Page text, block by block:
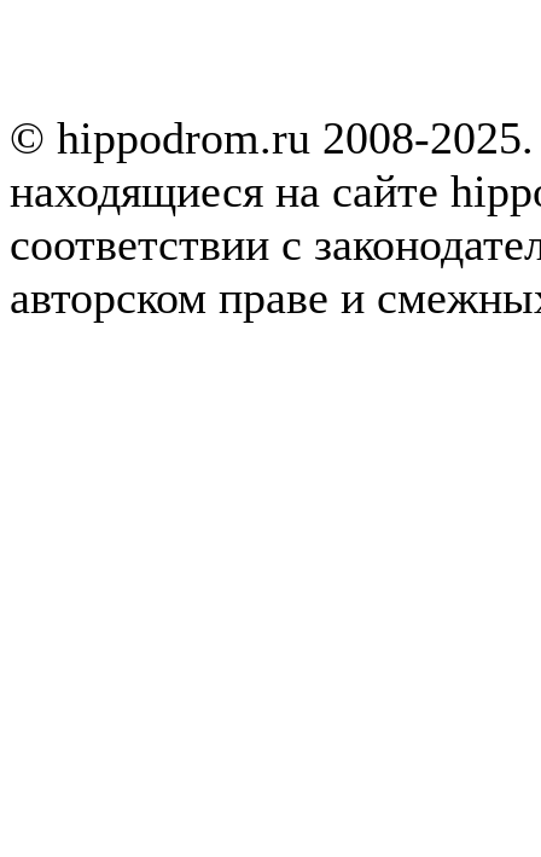
© hippodrom.ru 2008-
находящиеся на сайте
соответствии с
авторском праве и